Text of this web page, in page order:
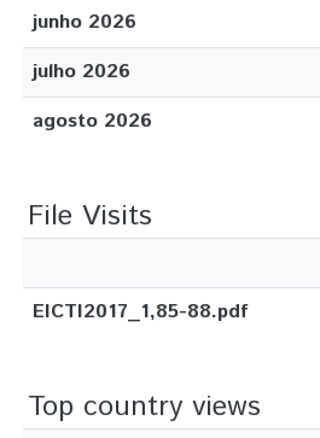
junho 2026
julho 2026
agosto 2026
File Visits
EICTI2017_1,85-88.pdf
Top country views